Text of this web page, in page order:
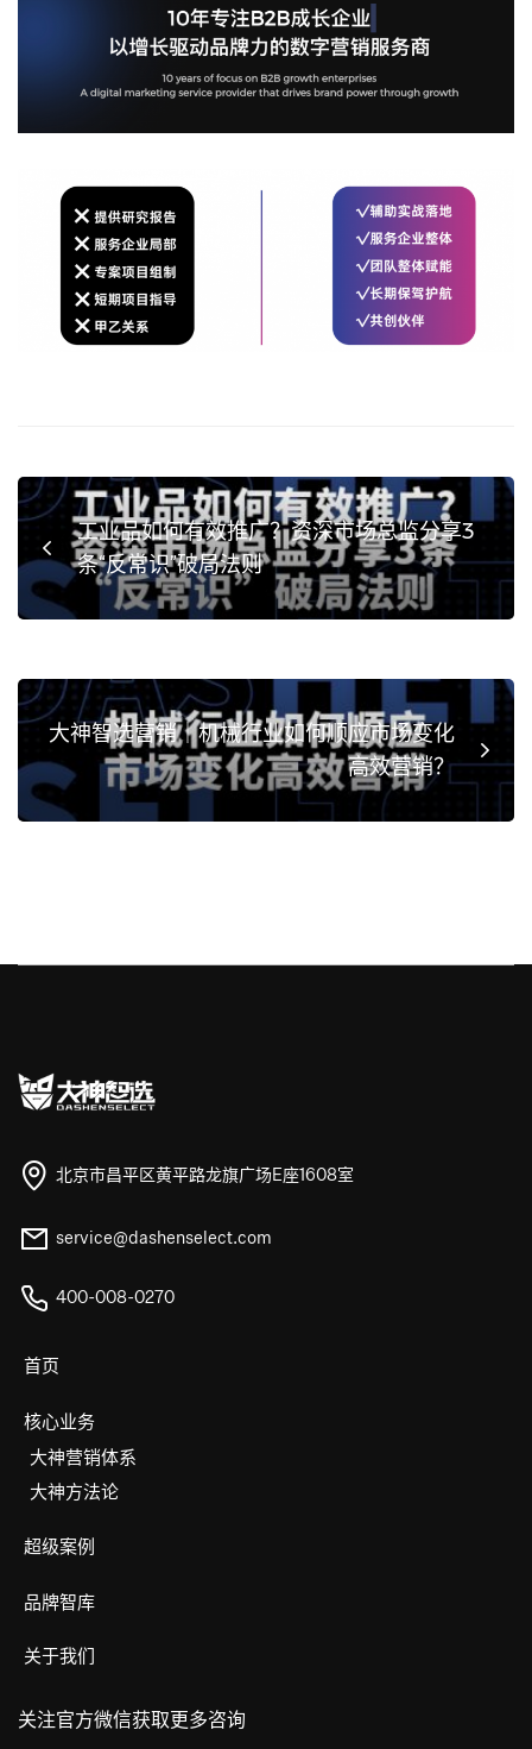
工业品如何有效推广？资深市场总监分享3
条“反常识”破局法则
大神智选营销｜机械行业如何顺应市场变化
高效营销？
北京市昌平区黄平路龙旗广场E座1608室
service@dashenselect.com
400-008-0270
首页
核心业务
大神营销体系
大神方法论
超级案例
品牌智库
关于我们
关注官方微信获取更多咨询